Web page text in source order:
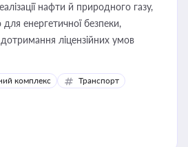
нафти й природного газу,
енергетичної безпеки,
дотримання ліцензійних умов
комплекс
Транспорт